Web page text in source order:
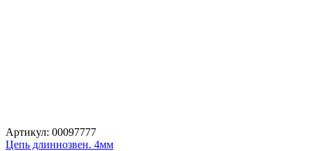
Артикул: 00097777
Цепь длиннозвен. 4мм